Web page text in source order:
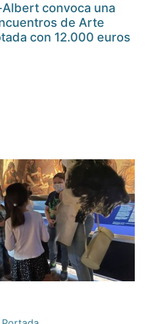
convoca una
de Arte
con 12.000 euros